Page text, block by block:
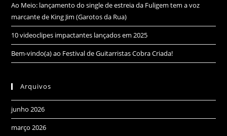
Ao Meio: lançamento do single de estreia da Fuligem tem a voz
marcante de King Jim (Garotos da Rua)
10 videoclipes impactantes lançados em 2025
Bem-vindo(a) ao Festival de Guitarristas Cobra Criada!
Arquivos
junho 2026
março 2026